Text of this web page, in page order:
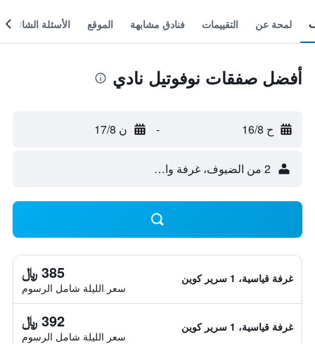
لمحة عن التقييمات فنادق مشابهة الموقع الأسئلة الشائعة
أفضل صفقات نوفوتيل نادي
ح 16/8 - ن 17/8
2 من الضيوف، غرفة واحدة
غرفة قياسية، 1 سرير كوين 385 ﷼
سعر الليلة شامل الرسوم
غرفة قياسية، 1 سرير كوين 392 ﷼
سعر الليلة شامل الرسوم